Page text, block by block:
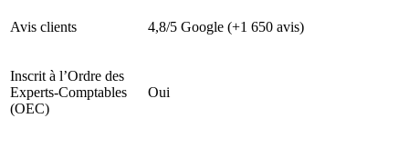
Avis clients 4,8/5 Google (+1 650 avis)
Inscrit à l’Ordre des
Experts-Comptables
(OEC)
Oui